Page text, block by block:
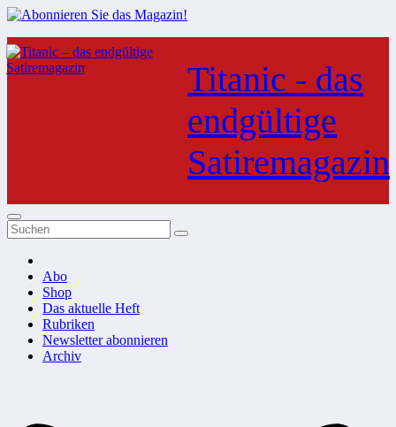
Zum
Inhalt
springen
Titanic - das
endgültige
Satiremagazin
Abo
Shop
Das aktuelle Heft
Rubriken
Newsletter abonnieren
Archiv